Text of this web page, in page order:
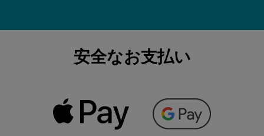
安全なお支払い